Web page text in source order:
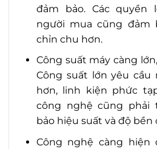
đảm bảo. Các quyền
người mua cũng đảm
chỉn chu hơn.
Công suất máy càng
Công suất lớn yêu cầu
hơn, linh kiện phức
công nghệ cũng phải
bảo hiệu suất và độ bền
Công nghệ càng hiện